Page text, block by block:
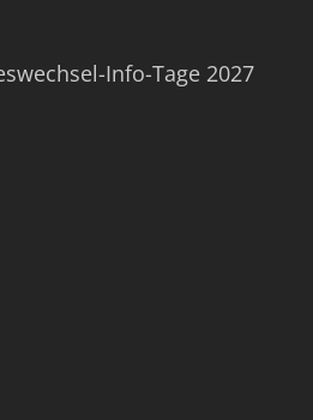
Info-Tage 2027